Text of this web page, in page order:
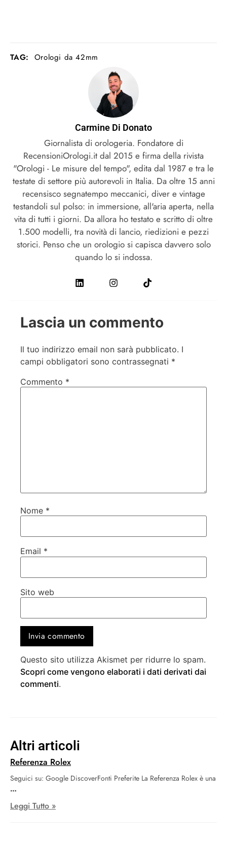
TAG: Orologi da 42mm
Carmine Di Donato
Giornalista di orologeria. Fondatore di
RecensioniOrologi.it dal 2015 e firma della rivista
"Orologi - Le misure del tempo", edita dal 1987 e tra le
testate di settore più autorevoli in Italia. Da oltre 15 anni
recensisco segnatempo meccanici, diver e vintage
testandoli sul polso: in immersione, all'aria aperta, nella
vita di tutti i giorni. Da allora ho testato e scritto di oltre
1.500 modelli, tra novità di lancio, riedizioni e pezzi
storici. Penso che un orologio si capisca davvero solo
quando lo si indossa.
Altri articoli
Referenza Rolex
Seguici su: Google DiscoverFonti Preferite La Referenza Rolex è una
Leggi Tutto »
Lascia un commento
Il tuo indirizzo email non sarà pubblicato. I
campi obbligatori sono contrassegnati *
Commento *
Nome *
Email *
Sito web
Questo sito utilizza Akismet per ridurre lo spam.
Scopri come vengono elaborati i dati derivati dai
commenti.